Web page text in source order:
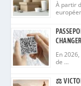
À partir
En
de …
⚖️